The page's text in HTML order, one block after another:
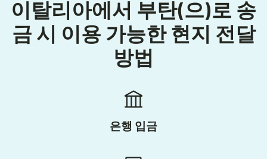
이탈리아에서 부탄(으)로 송
금 시 이용 가능한 현지 전달
방법
은행 입금